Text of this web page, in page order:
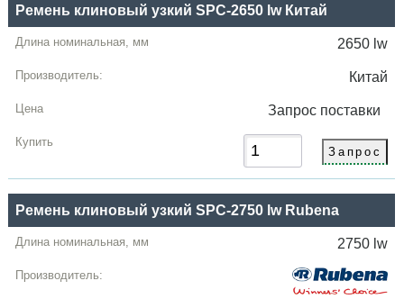
Ремень клиновый узкий SPC-2650 lw Китай
2650 lw
Китай
Запрос поставки
Ремень клиновый узкий SPC-2750 lw Rubena
2750 lw